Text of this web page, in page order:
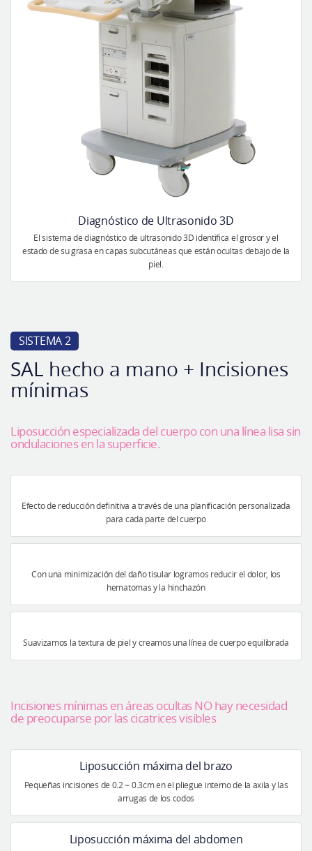
Diagnóstico de Ultrasonido 3D
El sistema de diagnóstico de ultrasonido 3D identifica el grosor y el
estado de su grasa en capas subcutáneas que están ocultas debajo de la
piel.
SISTEMA 2
SAL hecho a mano + Incisiones
mínimas
Liposucción especializada del cuerpo con una línea lisa sin
ondulaciones en la superficie.
Efecto de reducción definitiva a través de una planificación personalizada
para cada parte del cuerpo
Con una minimización del daño tisular logramos reducir el dolor, los
hematomas y la hinchazón
Suavizamos la textura de piel y creamos una línea de cuerpo equilibrada
Incisiones mínimas en áreas ocultas NO hay necesidad
de preocuparse por las cicatrices visibles
Liposucción máxima del brazo
Pequeñas incisiones de 0.2 ~ 0.3cm en el pliegue interno de la axila y las
arrugas de los codos
Liposucción máxima del abdomen